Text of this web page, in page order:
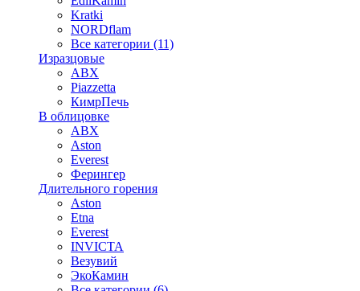
Kratki
NORDflam
Все категории (11)
Изразцовые
ABX
Piazzetta
КимрПечь
В облицовке
ABX
Aston
Everest
Ферингер
Длительного горения
Aston
Etna
Everest
INVICTA
Везувий
ЭкоКамин